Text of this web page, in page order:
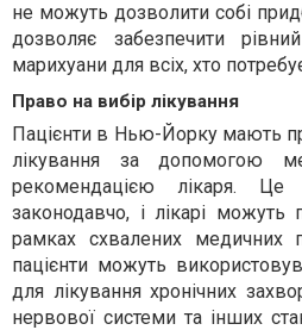
не можуть дозволити собі
дозволяє забезпечити
марихуани для всіх, хто
Право на вибір лікування
Пацієнти в Нью-Йорку мають
лікування за допомогою
рекомендацією лікаря. Це
законодавчо, і лікарі можуть
рамках схвалених медичних
пацієнти можуть
для лікування хронічних
нервової системи та інших